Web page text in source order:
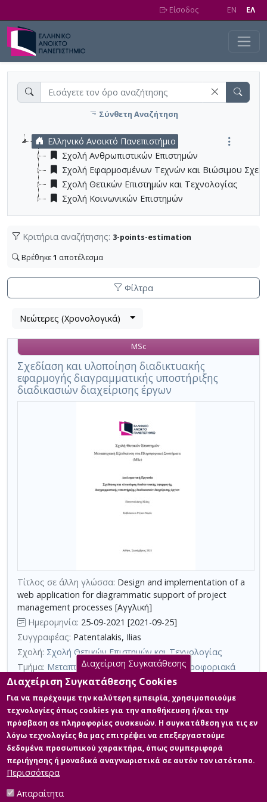
Είσοδος EN EΛ
Σύνθετη Αναζήτηση
Ελληνικό Ανοικτό Πανεπιστήμιο
Σχολή Ανθρωπιστικών Επιστημών
Σχολή Εφαρμοσμένων Τεχνών και Βιώσιμου
Σχολή Θετικών Επιστημών και Τεχνολογίας
Σχολή Κοινωνικών Επιστημών
Κριτήρια αναζήτησης: 3-points-estimation
Βρέθηκε1 αποτέλεσμα
Φίλτρα
Βρέθηκε
αποτέλεσμα
,
σύνολο
σελίδων
χρήση
επιπλέον
κριτηρίων
αναζήτησης
Λίστα
τα
αποτελέσματα
αναζήτησης:
Νεώτερες (Χρονολογικά)
Σχεδίαση και υλοποίηση διαδικτυακής
εφαρμογής διαγραμματικής υποστήριξης
διαδικασιών διαχείρισης έργων
MSc
Τίτλος σε άλλη γλώσσα: Design and implementation of a
web application for diagrammatic support of project
management processes [Αγγλική]
Ημερομηνία: 25-09-2021 [2021-09-25]
Συγγραφέας: Patentalakis, Ilias
Σχολή: Σχολή Θετικών Επιστημών και Τεχνολογίας
Τμήμα: Μεταπτυχιακή Εξειδίκευση στα Πληροφοριακά
Συστήματα (ΠΛΣ)
Περίληψη (Abstract):
Το ανταγωνιστικό περιβάλλον, σε
συνδυασμό με την συνεχώς αυξανόμενη πολυπλοκότητα, τις
αυξημένες απαιτήσεις σε ποιότητα, χρόνο παράδοσης και
κόστος ενός έργου, απαιτούν από τη διαχείριση έργου, να εκτιμά
και να υπολογίζει με όσο γίνεται μεγαλύτερη ακρίβεια τον χρόνο
και το κόστος ολοκλήρωσης ενός έργου, τα οποία θα πρέπει να
είναι όσο το δυνατόν πιο κοντά στην πραγματικότητα. Για να γίνει
αυτό...
Διαχείριση Συγκατάθεσης
Διαχείριση Συγκατάθεσης Cookies
Για να παρέχουμε την καλύτερη εμπειρία, χρησιμοποιούμε
τεχνολογίες όπως cookies για την αποθήκευση ή/και την
πρόσβαση σε πληροφορίες συσκευών. Η συγκατάθεση για τις εν
λόγω τεχνολογίες θα μας επιτρέψει να επεξεργαστούμε
δεδομένα προσωπικού χαρακτήρα, όπως συμπεριφορά
περιήγησης ή μοναδικά αναγνωριστικά σε αυτόν τον ιστότοπο.
Περισσότερα
Απαραίτητα